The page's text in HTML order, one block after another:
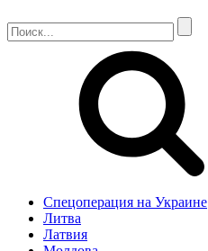
Спецоперация на Украине
Литва
Латвия